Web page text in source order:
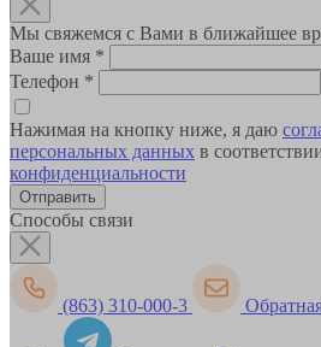
Мы свяжемся с Вами в ближайшее
Ваше имя *
Телефон *
Нажимая на кнопку ниже, я даю
персональных данных в
конфиденциальности
Способы связи
(863) 310-000-3